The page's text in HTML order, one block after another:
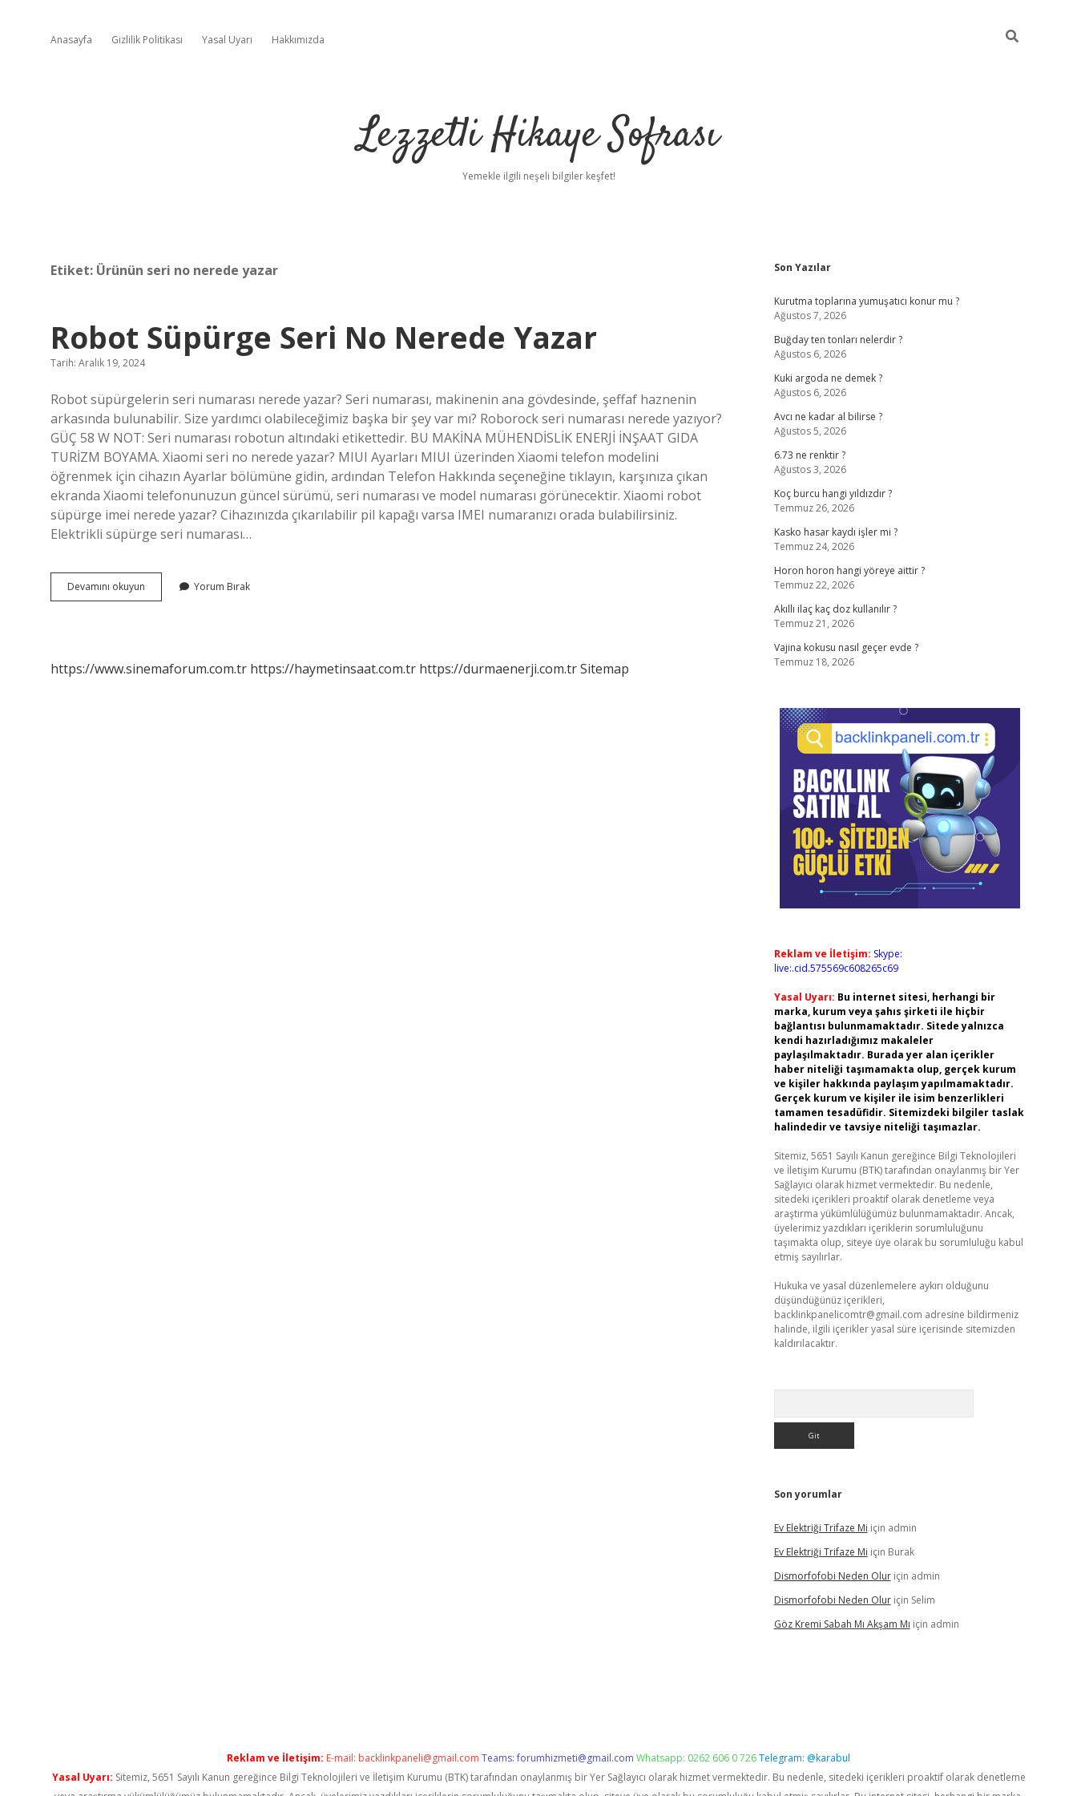
Anasayfa Gizlilik Politikası Yasal Uyarı Hakkımızda
Lezzetli Hikaye Sofrası
Yemekle ilgili neşeli bilgiler keşfet!
Etiket: Ürünün seri no nerede yazar
Robot Süpürge Seri No Nerede Yazar
Tarih: Aralık 19, 2024
Robot süpürgelerin seri numarası nerede yazar? Seri numarası, makinenin ana gövdesinde, şeffaf haznenin
arkasında bulunabilir. Size yardımcı olabileceğimiz başka bir şey var mı? Roborock seri numarası nerede yazıyor?
GÜÇ 58 W NOT: Seri numarası robotun altındaki etikettedir. BU MAKİNA MÜHENDİSLİK ENERJİ İNŞAAT GIDA
TURİZM BOYAMA. Xiaomi seri no nerede yazar? MIUI Ayarları MIUI üzerinden Xiaomi telefon modelini
öğrenmek için cihazın Ayarlar bölümüne gidin, ardından Telefon Hakkında seçeneğine tıklayın, karşınıza çıkan
ekranda Xiaomi telefonunuzun güncel sürümü, seri numarası ve model numarası görünecektir. Xiaomi robot
süpürge imei nerede yazar? Cihazınızda çıkarılabilir pil kapağı varsa IMEI numaranızı orada bulabilirsiniz.
Elektrikli süpürge seri numarası…
Devamını okuyun
Süpürge
Yorum Bırak
https://www.sinemaforum.com.tr https://haymetinsaat.com.tr https://durmaenerji.com.trSitemap
Sidebar
Son Yazılar
Kurutma toplarına yumuşatıcı konur mu ?
Ağustos 7, 2026
Buğday ten tonları nelerdir ?
Ağustos 6, 2026
Kuki argoda ne demek ?
Ağustos 6, 2026
Avcı ne kadar al bilirse ?
Ağustos 5, 2026
6.73 ne renktir ?
Ağustos 3, 2026
Koç burcu hangi yıldızdır ?
Temmuz 26, 2026
Kasko hasar kaydı işler mi ?
Temmuz 24, 2026
Horon horon hangi yöreye aittir ?
Temmuz 22, 2026
Akıllı ilaç kaç doz kullanılır ?
Temmuz 21, 2026
Vajina kokusu nasıl geçer evde ?
Temmuz 18, 2026
Reklam ve İletişim: Skype:
live:.cid.575569c608265c69
Yasal Uyarı: Bu internet sitesi, herhangi bir
marka, kurum veya şahıs şirketi ile hiçbir
bağlantısı bulunmamaktadır. Sitede yalnızca
kendi hazırladığımız makaleler
paylaşılmaktadır. Burada yer alan içerikler
haber niteliği taşımamakta olup, gerçek kurum
ve kişiler hakkında paylaşım yapılmamaktadır.
Gerçek kurum ve kişiler ile isim benzerlikleri
tamamen tesadüfidir. Sitemizdeki bilgiler taslak
halindedir ve tavsiye niteliği taşımazlar.
Sitemiz, 5651 Sayılı Kanun gereğince Bilgi Teknolojileri
ve İletişim Kurumu (BTK) tarafından onaylanmış bir Yer
Sağlayıcı olarak hizmet vermektedir. Bu nedenle,
sitedeki içerikleri proaktif olarak denetleme veya
araştırma yükümlülüğümüz bulunmamaktadır. Ancak,
üyelerimiz yazdıkları içeriklerin sorumluluğunu
taşımakta olup, siteye üye olarak bu sorumluluğu kabul
etmiş sayılırlar.
Hukuka ve yasal düzenlemelere aykırı olduğunu
düşündüğünüz içerikleri,
backlinkpanelicomtr@gmail.com adresine bildirmeniz
halinde, ilgili içerikler yasal süre içerisinde sitemizden
kaldırılacaktır.
Son yorumlar
Ev Elektriği Trifaze Mi için admin
Ev Elektriği Trifaze Mi için Burak
Dismorfofobi Neden Oluriçin admin
Dismorfofobi Neden Oluriçin Selim
Göz Kremi Sabah Mı Akşam Mı için admin
Reklam ve İletişim: E-mail: backlinkpaneli@gmail.com Teams:forumhizmeti@gmail.com Whatsapp: 0262 606 0 726Telegram: @karabul
Yasal Uyarı: Sitemiz, 5651 Sayılı Kanun gereğince Bilgi Teknolojileri ve İletişim Kurumu (BTK) tarafından onaylanmış bir Yer Sağlayıcı olarak hizmet vermektedir. Bu nedenle, sitedeki içerikleri proaktif olarak denetleme